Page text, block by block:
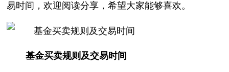
易时间 ，欢迎阅读分享，希望大家能够喜欢。
基金买卖规则及交易时间